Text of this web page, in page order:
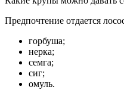
Предпочтение отдается
горбуша;
нерка;
семга;
сиг;
омуль.